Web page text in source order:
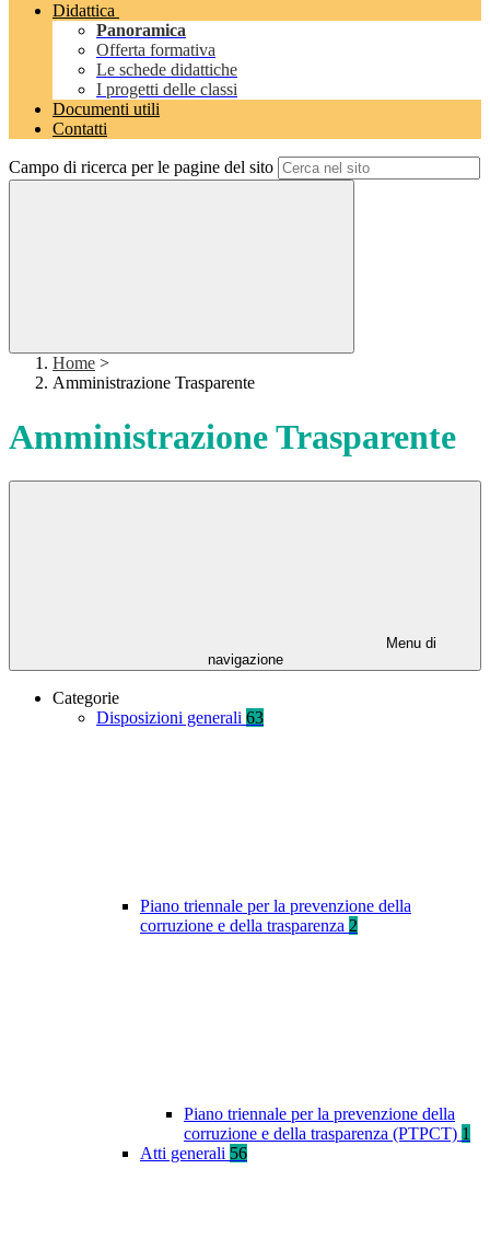
Didattica
Panoramica
Offerta formativa
Le schede didattiche
I progetti delle classi
Documenti utili
Contatti
Campo di ricerca per le pagine del sito
Home >
Amministrazione Trasparente
Amministrazione Trasparente
Menu di
navigazione
Categorie
Disposizioni generali 63
Piano triennale per la prevenzione della
corruzione e della trasparenza 2
Piano triennale per la prevenzione della
corruzione e della trasparenza (PTPCT) 1
Atti generali 56